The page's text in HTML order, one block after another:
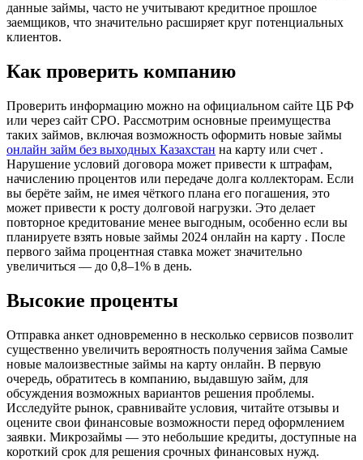
данные займы, часто не учитывают кредитное прошлое
заемщиков, что значительно расширяет круг потенциальных
клиентов.
Как проверить компанию
Проверить информацию можно на официальном сайте ЦБ РФ
или через сайт СРО. Рассмотрим основные преимущества
таких займов, включая возможность оформить новые займы
онлайн займ без выходных Казахстан на карту или счет .
Нарушение условий договора может привести к штрафам,
начислению процентов или передаче долга коллекторам. Если
вы берёте займ, не имея чёткого плана его погашения, это
может привести к росту долговой нагрузки. Это делает
повторное кредитование менее выгодным, особенно если вы
планируете взять новые займы 2024 онлайн на карту . После
первого займа процентная ставка может значительно
увеличиться — до 0,8–1% в день.
Высокие проценты
Отправка анкет одновременно в несколько сервисов позволит
существенно увеличить вероятность получения займа Самые
новые малоизвестные займы на карту онлайн. В первую
очередь, обратитесь в компанию, выдавшую займ, для
обсуждения возможных вариантов решения проблемы.
Исследуйте рынок, сравнивайте условия, читайте отзывы и
оцените свои финансовые возможности перед оформлением
заявки. Микрозаймы — это небольшие кредиты, доступные на
короткий срок для решения срочных финансовых нужд.